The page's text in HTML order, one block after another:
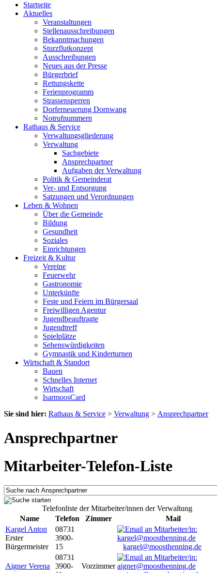
Startseite
Aktuelles
Veranstaltungen
Stellenausschreibungen
Bekanntmachungen
Sturzflutkonzept
Ausschreibungen
Neues aus der Presse
Bürgerbrief
Rettungskette
Ferienprogramm
Strassensperren
Dorferneuerung Dornwang
Notrufnummern
Rathaus & Service
Verwaltungsgliederung
Verwaltung
Sachgebiete
Ansprechpartner
Aufgaben der Verwaltung
Politik & Gemeinderat
Ver- und Entsorgung
Satzungen und Verordnungen
Leben & Wohnen
Über die Gemeinde
Bildung
Gesundheit
Soziales
Einrichtungen
Freizeit & Kultur
Vereine
Feuerwehr
Gastronomie
Unterkünfte
Feste und Feiern im Bürgersaal
Freiwilligen Agentur
Jugendbeauftragte
Jugendtreff
Spielplätze
Sehenswürdigkeiten
Gymnastik und Kinderturnen
Wirtschaft & Standort
Bauen
Schnelles Internet
Wirtschaft
IsarmoosCard
Sie sind hier: Rathaus & Service > Verwaltung > Ansprechpartner
Ansprechpartner
Mitarbeiter-Telefon-Liste
Telefonliste der Mitarbeiter/innen der Verwaltung
Name
Telefon Zimmer
Mail
Kargel Anton
Erster
Bürgermeister
08731
3900-
15
kargel@moosthenning.de
Aigner Verena
08731
3900-
Vorzimmer